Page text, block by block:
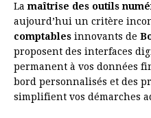
Lamaîtrise des outils
aujourd’hui un critère
comptables innovants de
proposent des interfaces
permanent à vos données
bord personnalisés et des
simplifient vos démarches